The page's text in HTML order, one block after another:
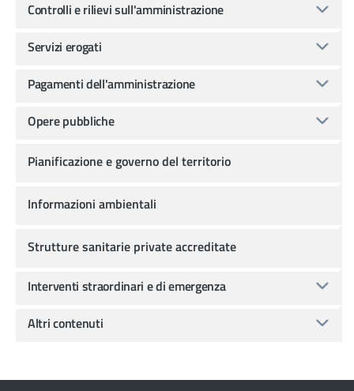
Controlli e rilievi sull'amministrazione
Servizi erogati
Pagamenti dell'amministrazione
Opere pubbliche
Pianificazione e governo del territorio
Informazioni ambientali
Strutture sanitarie private accreditate
Interventi straordinari e di emergenza
Altri contenuti